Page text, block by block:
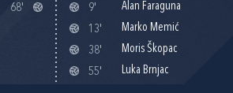
68' 9'
Alan Faraguna
13'
Marko Memić
38'
Moris Škopac
55'
Luka Brnjac